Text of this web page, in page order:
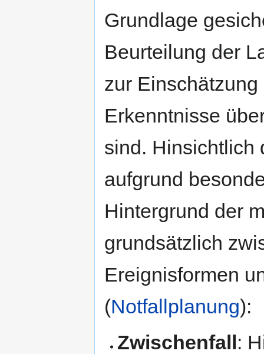
Grundlage
Beurteilung der
zur
Erkenntnisse
sind. Hinsichtlich
aufgrund
Hintergrund der
grundsätzlich
Ereignisformen
(Notfallplanung):
Zwischenfall: